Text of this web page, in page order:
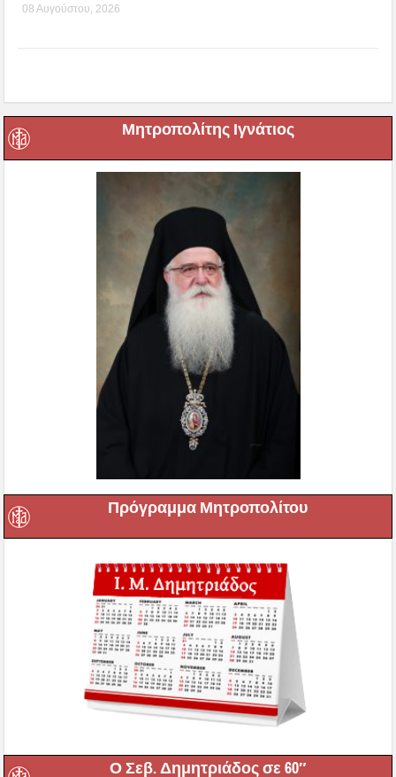
08 Αυγούστου, 2026
Μητροπολίτης Ιγνάτιος
Πρόγραμμα Μητροπολίτου
Ο Σεβ. Δημητριάδος σε 60″